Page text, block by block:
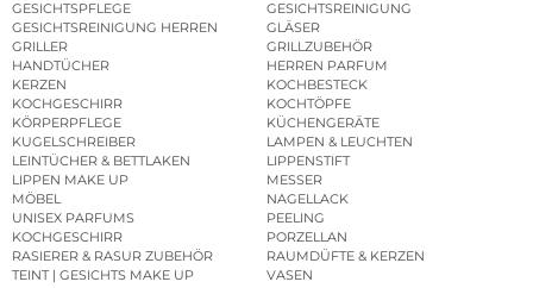
GESICHTSPFLEGE
GESICHTSREINIGUNG
GESICHTSREINIGUNG HERREN
GLÄSER
GRILLER
GRILLZUBEHÖR
HANDTÜCHER
HERREN PARFUM
KERZEN
KOCHBESTECK
KOCHGESCHIRR
KOCHTÖPFE
KÖRPERPFLEGE
KÜCHENGERÄTE
KUGELSCHREIBER
LAMPEN & LEUCHTEN
LEINTÜCHER & BETTLAKEN
LIPPENSTIFT
LIPPEN MAKE UP
MESSER
MÖBEL
NAGELLACK
UNISEX PARFUMS
PEELING
KOCHGESCHIRR
PORZELLAN
RASIERER & RASUR ZUBEHÖR
RAUMDÜFTE & KERZEN
TEINT | GESICHTS MAKE UP
VASEN